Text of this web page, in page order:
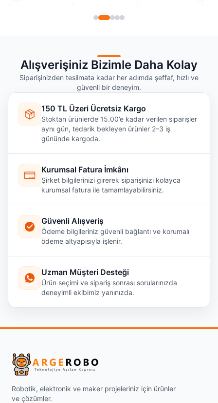
Alışverişiniz Bizimle Daha Kolay
Siparişinizden teslimata kadar her adımda şeffaf, hızlı ve
güvenli bir deneyim.
150 TL Üzeri Ücretsiz Kargo
Stoktan ürünlerde 15.00’e kadar verilen siparişler
aynı gün, tedarik bekleyen ürünler 2–3 iş
gününde kargoda.
Kurumsal Fatura İmkânı
Şirket bilgilerinizi girerek siparişinizi kolayca
kurumsal fatura ile tamamlayabilirsiniz.
Güvenli Alışveriş
Ödeme bilgileriniz güvenli bağlantı ve korumalı
ödeme altyapısıyla işlenir.
Uzman Müşteri Desteği
Ürün seçimi ve sipariş sonrası sorularınızda
deneyimli ekibimiz yanınızda.
Robotik, elektronik ve maker projeleriniz için ürünler
ve çözümler.